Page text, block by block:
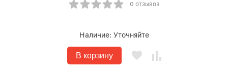
0 отзывов
Наличие: Уточняйте
В корзину